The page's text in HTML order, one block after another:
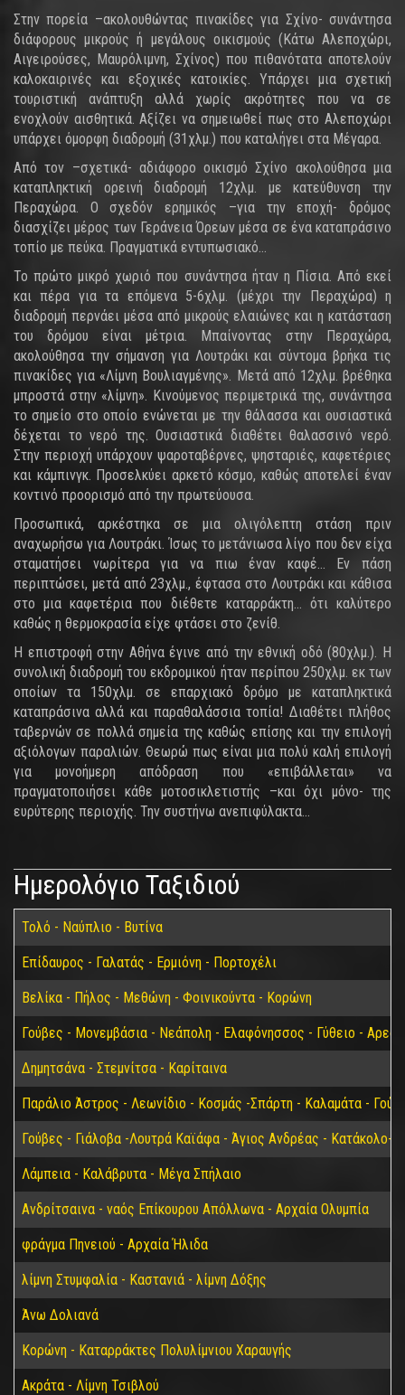
Στην πορεία –ακολουθώντας πινακίδες για Σχίνο- συνάντησα
διάφορους μικρούς ή μεγάλους οικισμούς (Κάτω Αλεποχώρι,
Αιγειρούσες, Μαυρόλιμνη, Σχίνος) που πιθανότατα αποτελούν
καλοκαιρινές και εξοχικές κατοικίες. Υπάρχει μια σχετική
τουριστική ανάπτυξη αλλά χωρίς ακρότητες που να σε
ενοχλούν αισθητικά. Αξίζει να σημειωθεί πως στο Αλεποχώρι
υπάρχει όμορφη διαδρομή (31χλμ.) που καταλήγει στα Μέγαρα.
Από τον –σχετικά- αδιάφορο οικισμό Σχίνο ακολούθησα μια
καταπληκτική ορεινή διαδρομή 12χλμ. με κατεύθυνση την
Περαχώρα. Ο σχεδόν ερημικός –για την εποχή- δρόμος
διασχίζει μέρος των Γεράνεια Όρεων μέσα σε ένα καταπράσινο
τοπίο με πεύκα. Πραγματικά εντυπωσιακό…
Το πρώτο μικρό χωριό που συνάντησα ήταν η Πίσια. Από εκεί
και πέρα για τα επόμενα 5-6χλμ. (μέχρι την Περαχώρα) η
διαδρομή περνάει μέσα από μικρούς ελαιώνες και η κατάσταση
του δρόμου είναι μέτρια. Μπαίνοντας στην Περαχώρα,
ακολούθησα την σήμανση για Λουτράκι και σύντομα βρήκα τις
πινακίδες για «Λίμνη Βουλιαγμένης». Μετά από 12χλμ. βρέθηκα
μπροστά στην «λίμνη». Κινούμενος περιμετρικά της, συνάντησα
το σημείο στο οποίο ενώνεται με την θάλασσα και ουσιαστικά
δέχεται το νερό της. Ουσιαστικά διαθέτει θαλασσινό νερό.
Στην περιοχή υπάρχουν ψαροταβέρνες, ψησταριές, καφετέριες
και κάμπινγκ. Προσελκύει αρκετό κόσμο, καθώς αποτελεί έναν
κοντινό προορισμό από την πρωτεύουσα.
Προσωπικά, αρκέστηκα σε μια ολιγόλεπτη στάση πριν
αναχωρήσω για Λουτράκι. Ίσως το μετάνιωσα λίγο που δεν είχα
σταματήσει νωρίτερα για να πιω έναν καφέ… Εν πάση
περιπτώσει, μετά από 23χλμ., έφτασα στο Λουτράκι και κάθισα
στο μια καφετέρια που διέθετε καταρράκτη… ότι καλύτερο
καθώς η θερμοκρασία είχε φτάσει στο ζενίθ.
Η επιστροφή στην Αθήνα έγινε από την εθνική οδό (80χλμ.). Η
συνολική διαδρομή του εκδρομικού ήταν περίπου 250χλμ. εκ των
οποίων τα 150χλμ. σε επαρχιακό δρόμο με καταπληκτικά
καταπράσινα αλλά και παραθαλάσσια τοπία! Διαθέτει πλήθος
ταβερνών σε πολλά σημεία της καθώς επίσης και την επιλογή
αξιόλογων παραλιών. Θεωρώ πως είναι μια πολύ καλή επιλογή
για μονοήμερη απόδραση που «επιβάλλεται» να
πραγματοποιήσει κάθε μοτοσικλετιστής –και όχι μόνο- της
ευρύτερης περιοχής. Την συστήνω ανεπιφύλακτα…
Ημερολόγιο Ταξιδιού
Τολό - Ναύπλιο - Βυτίνα
Επίδαυρος - Γαλατάς - Ερμιόνη - Πορτοχέλι
Βελίκα - Πήλος - Μεθώνη - Φοινικούντα - Κορώνη
Γούβες - Μονεμβάσια - Νεάπολη - Ελαφόνησσος - Γύθειο -
Δημητσάνα - Στεμνίτσα - Καρίταινα
Παράλιο Άστρος - Λεωνίδιο - Κοσμάς -Σπάρτη - Καλαμάτα -
Γούβες - Γιάλοβα -Λουτρά Καϊάφα - Άγιος Ανδρέας - Κατάκολο-
Λάμπεια - Καλάβρυτα - Μέγα Σπήλαιο
Ανδρίτσαινα - ναός Επίκουρου Απόλλωνα - Αρχαία Ολυμπία
φράγμα Πηνειού - Αρχαία Ήλιδα
λίμνη Στυμφαλία - Καστανιά - λίμνη Δόξης
Άνω Δολιανά
Κορώνη - Καταρράκτες Πολυλίμνιου Χαραυγής
Ακράτα - Λίμνη Τσιβλού